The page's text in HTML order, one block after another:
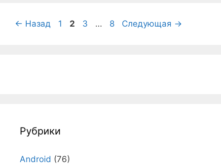
← Назад Страница
1 Страница
2 Страница
3 … Страница
8 Следующая →
Рубрики
Android (76)